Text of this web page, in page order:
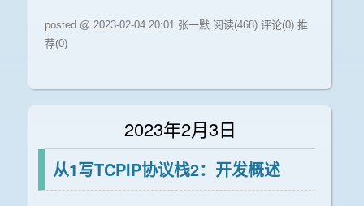
posted @ 2023-02-04 20:01 张一默 阅读(468) 评论(0) 推
荐(0)
2023年2月3日
从1写TCPIP协议栈2：开发概述